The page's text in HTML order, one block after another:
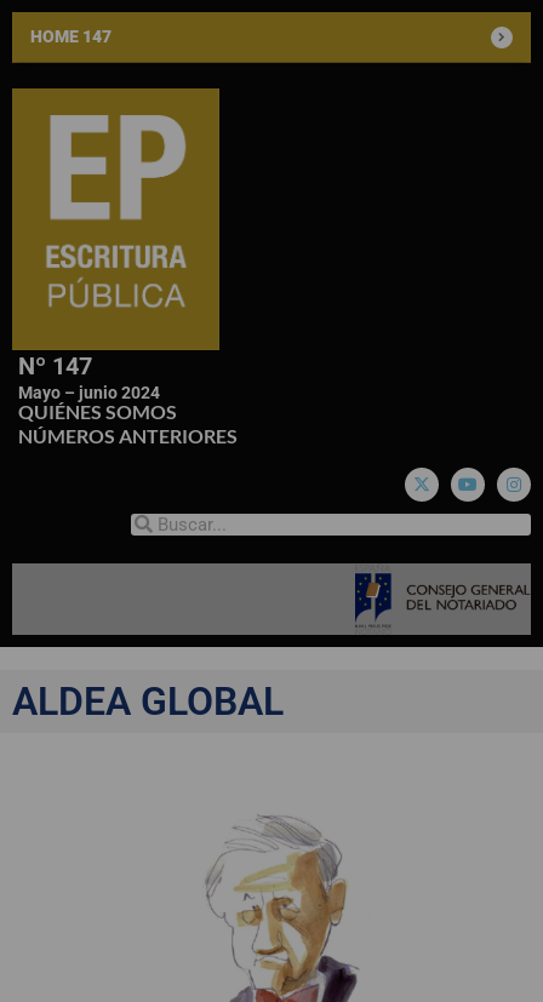
HOME 147
Nº 147
Mayo – junio 2024
QUIÉNES SOMOS
NÚMEROS ANTERIORES
ALDEA GLOBAL